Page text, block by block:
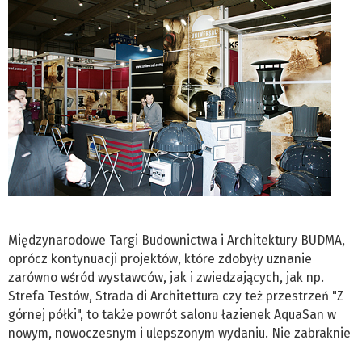
Międzynarodowe Targi Budownictwa i Architektury BUDMA,
oprócz kontynuacji projektów, które zdobyły uznanie
zarówno wśród wystawców, jak i zwiedzających, jak np.
Strefa Testów, Strada di Architettura czy też przestrzeń "Z
górnej półki", to także powrót salonu łazienek AquaSan w
nowym, nowoczesnym i ulepszonym wydaniu. Nie zabraknie